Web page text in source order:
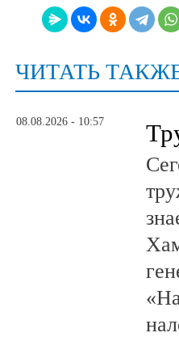
ЧИТАТЬ
08.08.2026 - 10:57